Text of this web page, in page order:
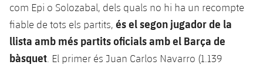
com Epi o Solozabal, dels quals no hi ha un recompte
fiable de tots els partits, és el segon jugador de la
llista amb més partits oficials amb el Barça de
bàsquet . El primer és Juan Carlos Navarro (1.139